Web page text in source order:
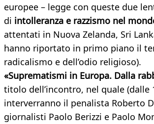
europee – legge con queste due
di intolleranza e razzismo nel
attentati in Nuova Zelanda, Sri
hanno riportato in primo piano il
radicalismo e dell’odio religioso).
«Suprematismi in Europa. Dalla
titolo dell’incontro, nel quale (dalle
interverranno il penalista Roberto
giornalisti Paolo Berizzi e Paolo